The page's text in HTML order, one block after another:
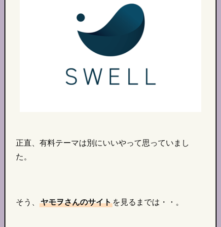
正直、有料テーマは別にいいやって思っていまし
た。
そう、ヤモヲさんのサイト を見るまでは・・。